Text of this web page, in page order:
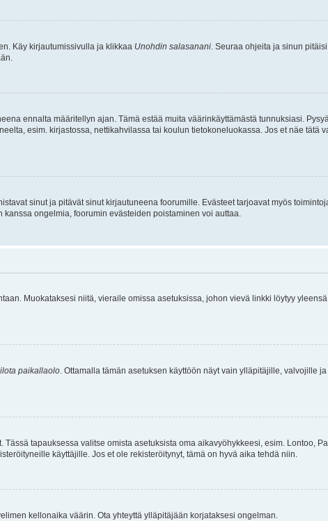
Käy kirjautumissivulla ja klikkaa Unohdin salasanani . Seuraa ohjeita ja sinun
ennalta määritellyn ajan. Tämä estää muita väärinkäyttämästä tunnuksiasi.
esim. kirjastossa, nettikahvilassa tai koulun tietokoneluokassa. Jos et näe tätä
sinut ja pitävät sinut kirjautuneena foorumille. Evästeet tarjoavat myös
ongelmia, foorumin evästeiden poistaminen voi auttaa.
Muokataksesi niitä, vieraile omissa asetuksissa, johon vievä linkki löytyy
paikallaolo . Ottamalla tämän asetuksen käyttöön näyt vain ylläpitäjille, valvojille
tapauksessa valitse omista asetuksista oma aikavyöhykkeesi, esim. Lontoo,
käyttäjille. Jos et ole rekisteröitynyt, tämä on hyvä aika tehdä niin.
kellonaika väärin. Ota yhteyttä ylläpitäjään korjataksesi ongelman.